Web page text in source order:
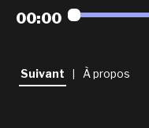
playlists
newsletter
00:00
Suivant À propos